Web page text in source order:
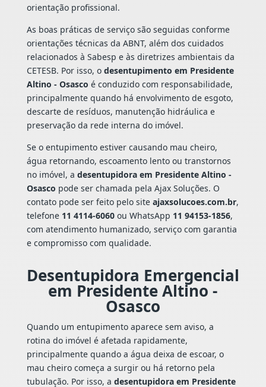
orientação profissional.
As boas práticas de serviço são seguidas conforme
orientações técnicas da ABNT, além dos cuidados
relacionados à Sabesp e às diretrizes ambientais da
CETESB. Por isso, o desentupimento em Presidente
Altino - Osasco é conduzido com responsabilidade,
principalmente quando há envolvimento de esgoto,
descarte de resíduos, manutenção hidráulica e
preservação da rede interna do imóvel.
Se o entupimento estiver causando mau cheiro,
água retornando, escoamento lento ou transtornos
no imóvel, a desentupidora em Presidente Altino -
Osasco pode ser chamada pela Ajax Soluções. O
contato pode ser feito pelo site ajaxsolucoes.com.br,
telefone 11 4114-6060ou WhatsApp 11 94153-1856,
com atendimento humanizado, serviço com garantia
e compromisso com qualidade.
Desentupidora Emergencial
em Presidente Altino -
Osasco
Quando um entupimento aparece sem aviso, a
rotina do imóvel é afetada rapidamente,
principalmente quando a água deixa de escoar, o
mau cheiro começa a surgir ou há retorno pela
tubulação. Por isso, a desentupidora em Presidente